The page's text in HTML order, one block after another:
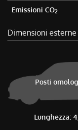
Emissioni CO2
Dimensioni
Posti
Lunghezza: